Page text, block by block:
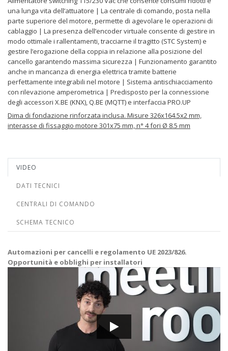
una lunga vita dell’attuatore | La centrale di comando, posta nella
parte superiore del motore, permette di agevolare le operazioni di
cablaggio | La presenza dell’encoder virtuale consente di gestire in
modo ottimale i rallentamenti, tracciarne il tragitto (STC System) e
gestire l’erogazione della coppia in relazione alla posizione del
cancello garantendo massima sicurezza | Funzionamento garantito
anche in mancanza di energia elettrica tramite batterie
perfettamente integrabili nel motore | Sistema antischiacciamento
con rilevazione amperometrica | Predisposto per la connessione
degli accessori X.BE (KNX), Q.BE (MQTT) e interfaccia PRO.UP
Dima di fondazione rinforzata inclusa. Misure 326x164.5x2 mm,
interasse di fissaggio motore 301x75 mm, n° 4 fori Ø 8.5 mm
VIDEO
DATI TECNICI
CENTRALI DI COMANDO
SCHEMA TECNICO
Automazioni per cancelli e regolamento UE 2023/826.
Opportunità e obblighi per installatori